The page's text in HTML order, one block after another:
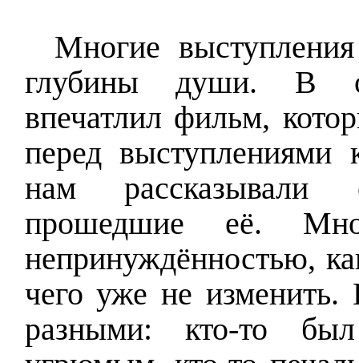
Многие
глубины души. В
впечатлил фильм,
перед выступлениями
нам
прошедшие её.
непринуждённостью,
чего уже не
разными: кто-то